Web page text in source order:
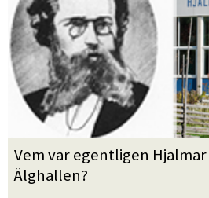
Vem var egentligen
Älghallen?